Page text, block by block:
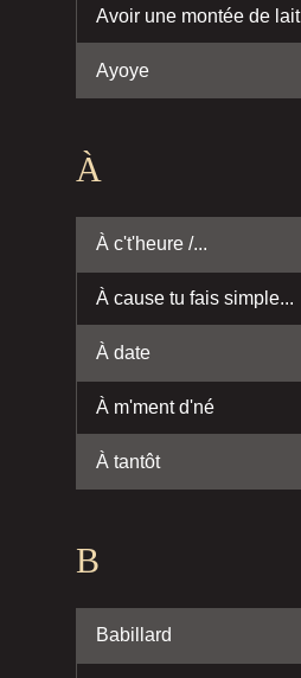
Avoir une montée de lait
Ayoye
À
À c't'heure /...
À cause tu fais simple...
À date
À m'ment d'né
À tantôt
B
Babillard